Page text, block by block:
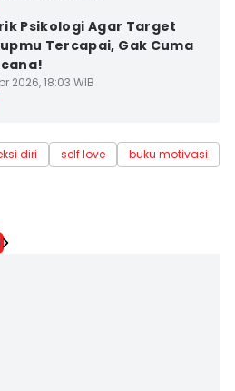
Psikologi Agar Target
Tercapai, Gak Cuma
2026, 18:03 WIB
diri self love buku motivasi